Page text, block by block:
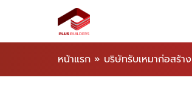
หน้าแรก » บริษัทรับเหมาก่อสร้าง